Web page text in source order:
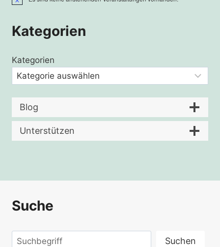
Hinweis
Kategorien
Kategorien
Blog
Unterstützen
Suche
Suchen Suchen